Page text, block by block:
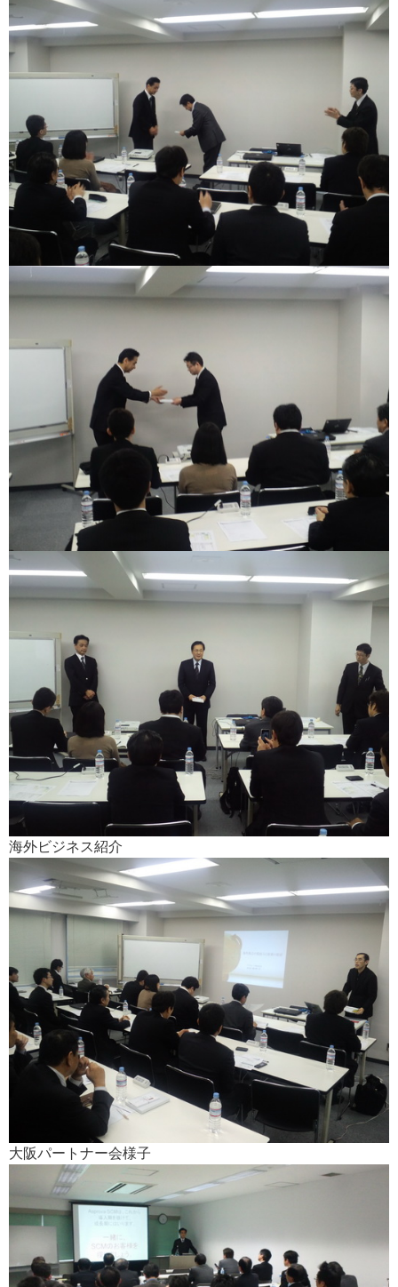
海外ビジネス紹介
大阪パートナー会様子